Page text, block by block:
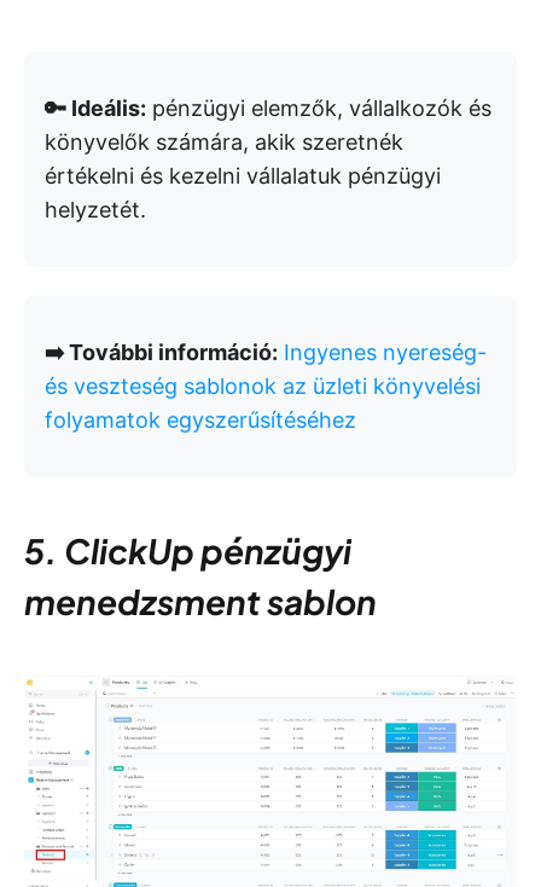
🔑 Ideális: pénzügyi elemzők, vállalkozók és
könyvelők számára, akik szeretnék
értékelni és kezelni vállalatuk pénzügyi
helyzetét.
➡️ További információ: Ingyenes nyereség-
és veszteség sablonok az üzleti könyvelési
folyamatok egyszerűsítéséhez
5. ClickUp pénzügyi
menedzsment sablon